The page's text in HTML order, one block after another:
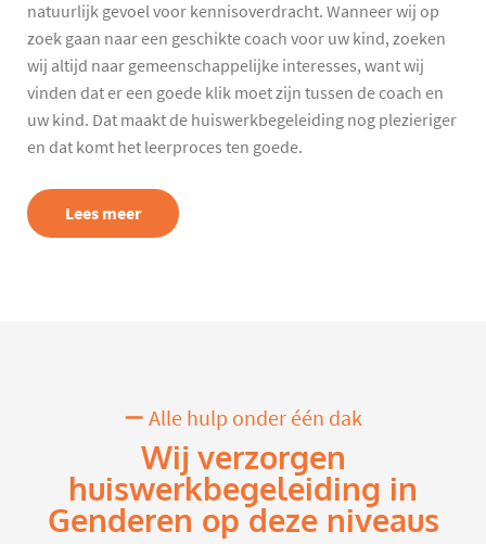
natuurlijk gevoel voor kennisoverdracht. Wanneer wij op
zoek gaan naar een geschikte coach voor uw kind, zoeken
wij altijd naar gemeenschappelijke interesses, want wij
vinden dat er een goede klik moet zijn tussen de coach en
uw kind. Dat maakt de huiswerkbegeleiding nog plezieriger
en dat komt het leerproces ten goede.
Lees meer
Alle hulp onder één dak
Wij verzorgen
huiswerkbegeleiding in
Genderen op deze niveaus